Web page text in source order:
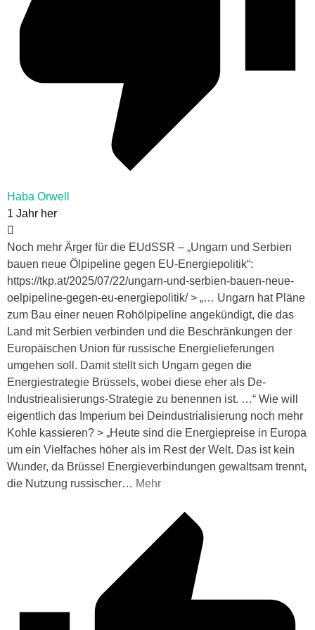
Haba Orwell
1 Jahr her
Noch mehr Ärger für die EUdSSR – „Ungarn und Serbien
bauen neue Ölpipeline gegen EU-Energiepolitik“:
https://tkp.at/2025/07/22/ungarn-und-serbien-bauen-neue-
oelpipeline-gegen-eu-energiepolitik/ > „… Ungarn hat Pläne
zum Bau einer neuen Rohölpipeline angekündigt, die das
Land mit Serbien verbinden und die Beschränkungen der
Europäischen Union für russische Energielieferungen
umgehen soll. Damit stellt sich Ungarn gegen die
Energiestrategie Brüssels, wobei diese eher als De-
Industriealisierungs-Strategie zu benennen ist. …“ Wie will
eigentlich das Imperium bei Deindustrialisierung noch mehr
Kohle kassieren? > „Heute sind die Energiepreise in Europa
um ein Vielfaches höher als im Rest der Welt. Das ist kein
Wunder, da Brüssel Energieverbindungen gewaltsam trennt,
die Nutzung russischer… Mehr